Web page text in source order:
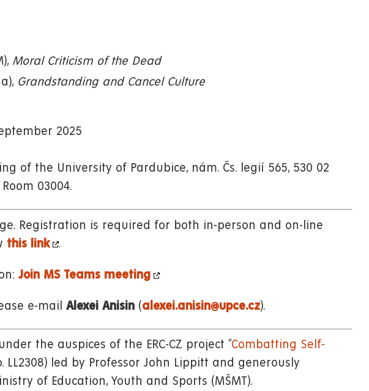
Moral Criticism of the Dead
Grandstanding and Cancel Culture
2025
of the University of Pardubice, nám. Čs. legií 565, 530 02
03004.
Registration is required for both in-person and on-line
this link .
Join MS Teams meeting
e-mail Alexei Anisin (alexei.anisin@upce.cz).
the auspices of the ERC-CZ project “Combatting Self-
LL2308) led by Professor John Lippitt and generously
of Education, Youth and Sports (MŠMT).